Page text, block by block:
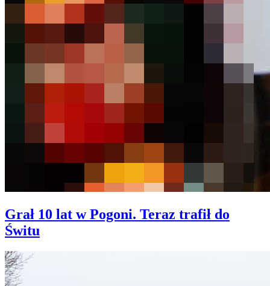
Grał 10 lat w Pogoni. Teraz trafił do
Świtu